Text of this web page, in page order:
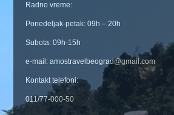
Radno vreme:
Ponedeljak-petak: 09h – 20h
Subota: 09h-15h
e-mail: amostravelbeograd@gmail.com
Kontakt telefoni:
011/77-000-50